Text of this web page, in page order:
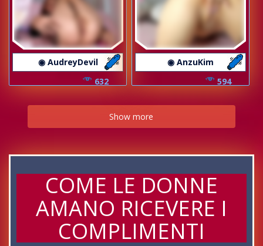
◉ AudreyDevil
632
◉ AnzuKim
594
Show more
COME LE DONNE
AMANO RICEVERE I
COMPLIMENTI